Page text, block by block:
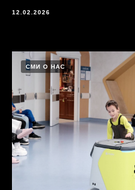
12.02.2026
СМИ О НАС